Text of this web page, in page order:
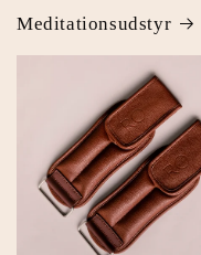
Meditationsudstyr